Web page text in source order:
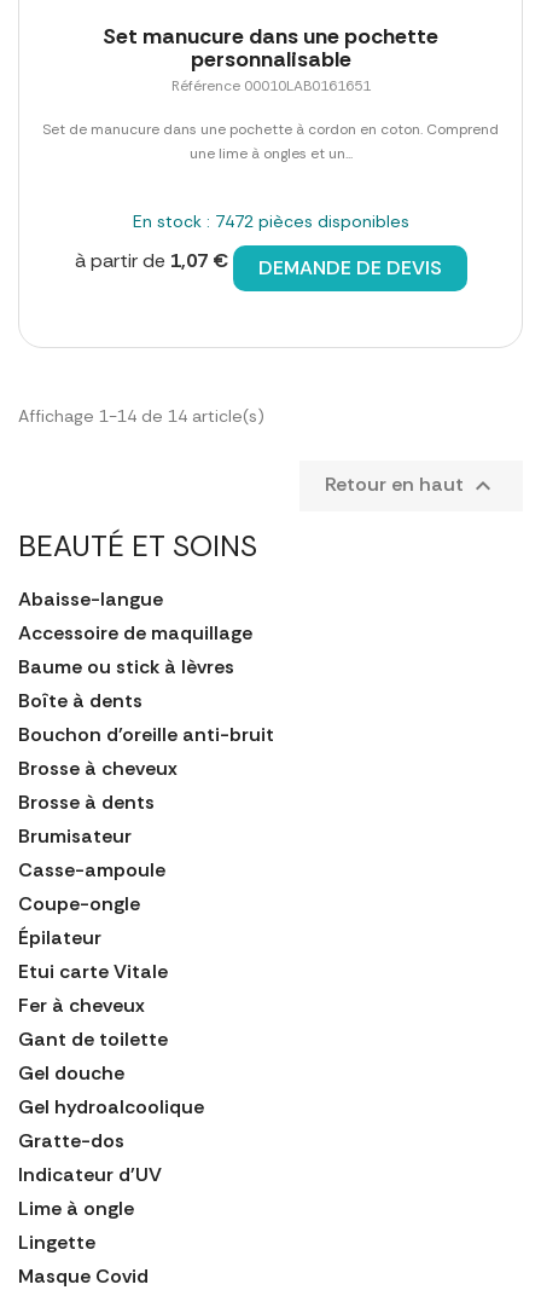
BEAUTÉ ET SOINS
Abaisse-langue
Accessoire de maquillage
Baume ou stick à lèvres
Boîte à dents
Bouchon d'oreille anti-bruit
Brosse à cheveux
Brosse à dents
Brumisateur
Casse-ampoule
Coupe-ongle
Épilateur
Etui carte Vitale
Fer à cheveux
Gant de toilette
Gel douche
Gel hydroalcoolique
Gratte-dos
Indicateur d'UV
Lime à ongle
Lingette
Masque Covid
Set manucure dans une pochette
personnalisable
Référence 00010LAB0161651
Set de manucure dans une pochette à cordon en coton. Comprend
une lime à ongles et un...
En stock : 7472 pièces disponibles
à partir de 1,07 € DEMANDE DE DEVIS
Affichage 1-14 de 14 article(s)
Retour en haut 